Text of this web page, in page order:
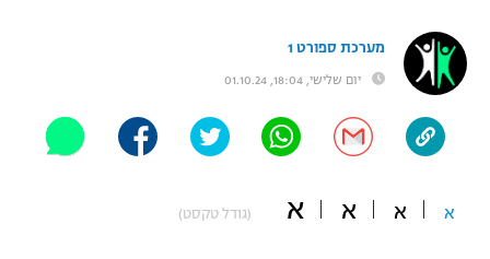
"מעל הליגה" – פודקאסט
"מחצית בשכונה" – פודקאסט
משתתפים וזוכים בפרסים
בני יהודה
ליגות נוספות
UFC
היאבקות WWE
אופניים
ספורט מוטורי
מערכת ספורט 1
יום שלישי, 18:04, 01.10.24
א א א א (גודל טקסט)